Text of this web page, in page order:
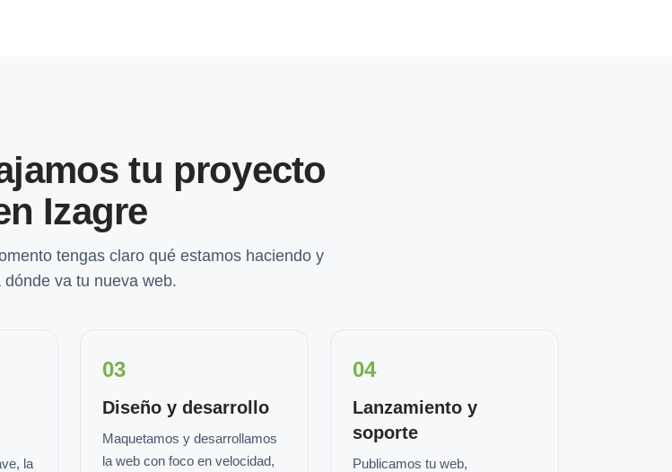
tu proyecto
Izagre
tengas claro qué estamos haciendo y
dónde va tu nueva web.
la
03
Diseño y desarrollo
Maquetamos y desarrollamos
la web con foco en velocidad,
04
Lanzamiento y
soporte
Publicamos tu web,